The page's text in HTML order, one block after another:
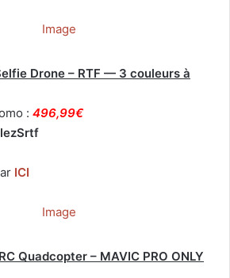
Drone – RTF — 3 couleurs à
: 496,99€
ICI
Quadcopter – MAVIC PRO ONLY